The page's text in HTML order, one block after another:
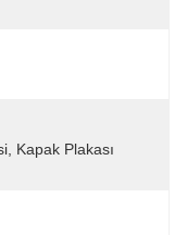
Kapak Plakası